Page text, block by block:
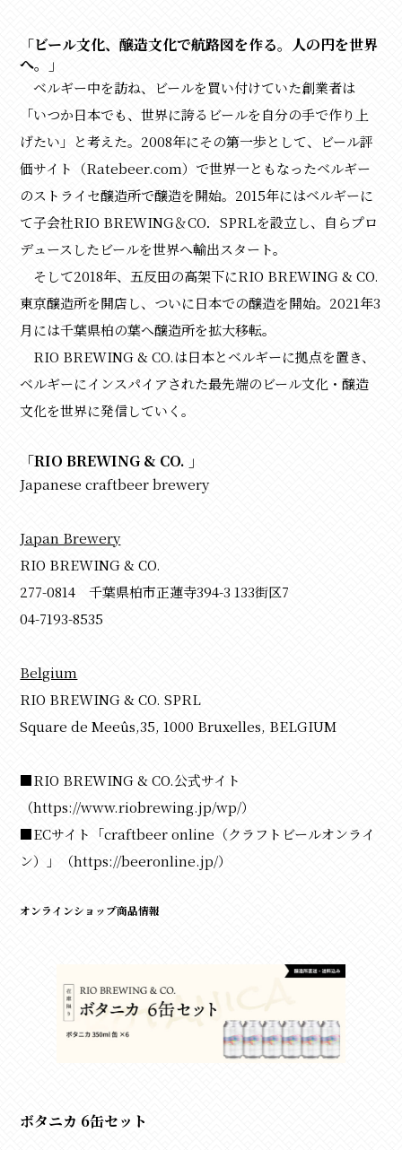
「ビール文化、醸造文化で航路図を作る。人の円を世界
へ。」
ベルギー中を訪ね、ビールを買い付けていた創業者は
「いつか日本でも、世界に誇るビールを自分の手で作り上
げたい」と考えた。2008年にその第一歩として、ビール評
価サイト（Ratebeer.com）で世界一ともなったベルギー
のストライセ醸造所で醸造を開始。2015年にはベルギーに
て子会社RIO BREWING＆CO．SPRLを設立し、自らプロ
デュースしたビールを世界へ輸出スタート。
そして2018年、五反田の高架下にRIO BREWING & CO.
東京醸造所を開店し、ついに日本での醸造を開始。2021年3
月には千葉県柏の葉へ醸造所を拡大移転。
RIO BREWING & CO.は日本とベルギーに拠点を置き、
ベルギーにインスパイアされた最先端のビール文化・醸造
文化を世界に発信していく。
「RIO BREWING & CO. 」
Japanese craftbeer brewery
Japan Brewery
RIO BREWING & CO.
277-0814 千葉県柏市正蓮寺394-3 133街区7
04-7193-8535
Belgium
RIO BREWING & CO. SPRL
Square de Meeûs,35, 1000 Bruxelles, BELGIUM
■RIO BREWING & CO.公式サイト
（https://www.riobrewing.jp/wp/）
■ECサイト「craftbeer online（クラフトビールオンライ
ン）」（https://beeronline.jp/）
オンラインショップ商品情報
ボタニカ 6缶セット